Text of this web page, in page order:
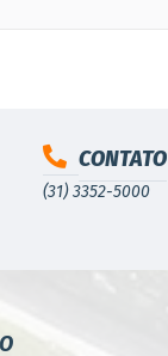
CONTATO
(31) 3352-5000